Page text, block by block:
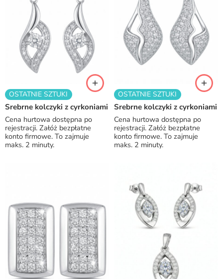
OSTATNIE SZTUKI
Srebrne kolczyki z cyrkoniami
Cena hurtowa dostępna po
rejestracji. Załóż bezpłatne
konto firmowe. To zajmuje
maks. 2 minuty.
OSTATNIE SZTUKI
Srebrne kolczyki z cyrkoniami
Cena hurtowa dostępna po
rejestracji. Załóż bezpłatne
konto firmowe. To zajmuje
maks. 2 minuty.